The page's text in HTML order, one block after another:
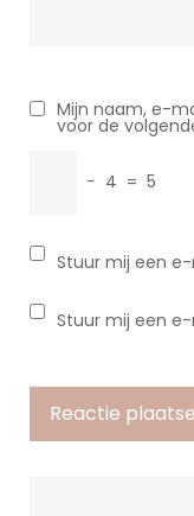
Mijn naam, e-
voor de
− 4 = 5
Stuur mij een
Stuur mij een